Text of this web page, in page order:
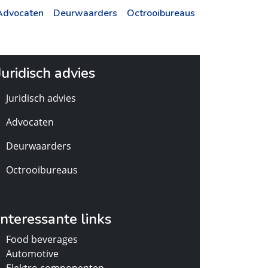
Deurwaarders Octrooibureaus
advies
Juridisch advies
Advocaten
Deurwaarders
Octrooibureaus
links
Food beverages
Automotive